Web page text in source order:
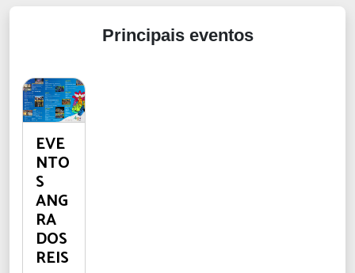
Principais eventos
EVE
NTO
S
ANG
RA
DOS
REIS